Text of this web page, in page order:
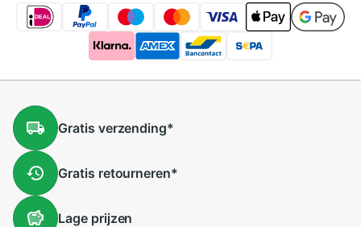
Gratis verzending*
Gratis retourneren*
Lageprijzen